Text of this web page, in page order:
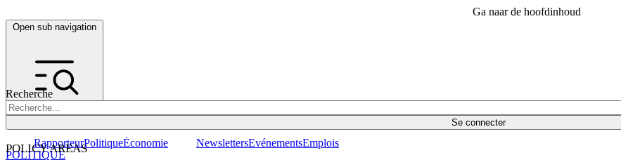
Ga naar de hoofdinhoud
Open sub navigation
Recherche
Se connecter
POLICY AREAS
RapporteurPolitiqueÉconomie NewslettersEvénementsEmplois
POLITIQUE